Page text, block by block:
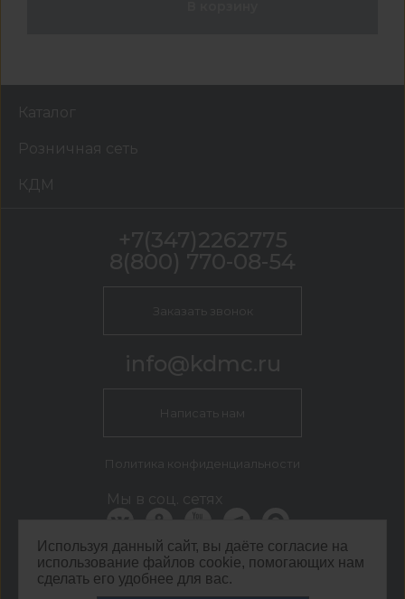
Используя данный сайт, вы даёте согласие на
использование файлов cookie, помогающих нам
сделать его удобнее для вас.
Каталог
Розничная сеть
КДМ
КДМ Уфа
г Уфа, ул Новочеркасская 16
+7(347)2262775
8(800) 770-08-54
Заказать звонок
info@kdmc.ru
Написать нам
Политика конфиденциальности
Мы в соц. сетях